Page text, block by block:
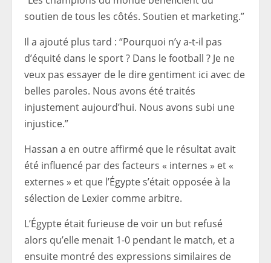
soutien de tous les côtés. Soutien et marketing.”
Il a ajouté plus tard : “Pourquoi n’y a-t-il pas
d’équité dans le sport ? Dans le football ? Je ne
veux pas essayer de le dire gentiment ici avec de
belles paroles. Nous avons été traités
injustement aujourd’hui. Nous avons subi une
injustice.”
Hassan a en outre affirmé que le résultat avait
été influencé par des facteurs « internes » et «
externes » et que l’Égypte s’était opposée à la
sélection de Lexier comme arbitre.
L’Égypte était furieuse de voir un but refusé
alors qu’elle menait 1-0 pendant le match, et a
ensuite montré des expressions similaires de